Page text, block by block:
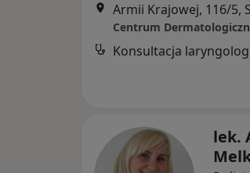
Armii Krajowej, 116/5,
Konsultacja
lek.